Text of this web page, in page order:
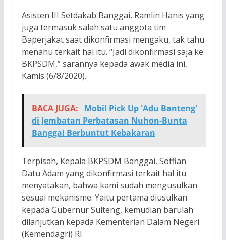
Asisten III Setdakab Banggai, Ramlin Hanis yang
juga termasuk salah satu anggota tim
Baperjakat saat dikonfirmasi mengaku, tak tahu
menahu terkait hal itu. “Jadi dikonfirmasi saja ke
BKPSDM,” sarannya kepada awak media ini,
Kamis (6/8/2020).
BACA JUGA:
Mobil Pick Up 'Adu Banteng'
di Jembatan Perbatasan Nuhon-Bunta
Banggai Berbuntut Kebakaran
Terpisah, Kepala BKPSDM Banggai, Soffian
Datu Adam yang dikonfirmasi terkait hal itu
menyatakan, bahwa kami sudah mengusulkan
sesuai mekanisme. Yaitu pertama diusulkan
kepada Gubernur Sulteng, kemudian barulah
dilanjutkan kepada Kementerian Dalam Negeri
(Kemendagri) RI.